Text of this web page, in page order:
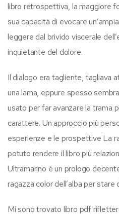
libro retrospettiva, la maggiore
sua capacità di evocare
leggere dal brivido viscerale
inquietante del dolore.
Il dialogo era tagliente, tagliava
una lama, eppure spesso
usato per far avanzare la trama
carattere. Un approccio più
esperienze e le prospettive La
potuto rendere il libro più
Ultramarino è un prologo
ragazza color dell’alba per stare
Mi sono trovato libro pdf